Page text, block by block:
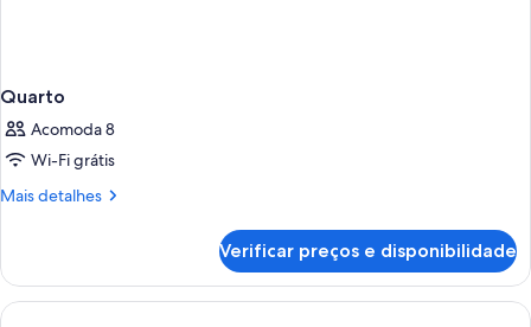
Quarto
Acomoda 8
Wi-Fi grátis
Mais detalhes
Mais
Verificar preços e disponibilidade